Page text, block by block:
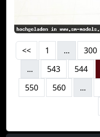
<< 1 ... 300
...
543 544
550
560 ...